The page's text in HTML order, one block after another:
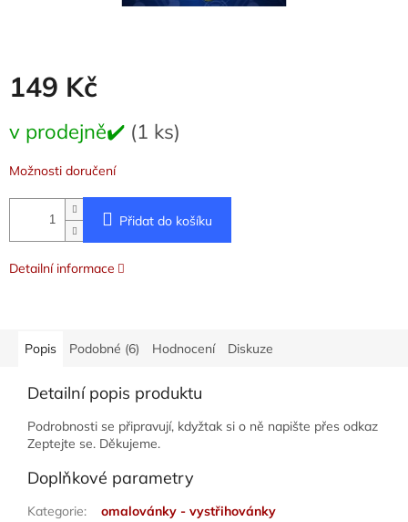
149 Kč
cena:
v prodejně✔️ (1 ks)
Možnosti doručení
Přidat do košíku
Detailní informace
Popis Podobné (6) Hodnocení Diskuze
Detailní popis produktu
Podrobnosti se připravují, kdyžtak si o ně napište přes odkaz
Zeptejte se. Děkujeme.
Doplňkové parametry
Kategorie:
omalovánky - vystřihovánky